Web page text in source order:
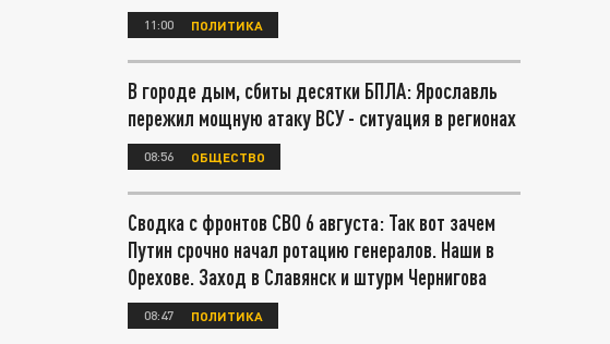
11:00 ПОЛИТИКА
В городе дым, сбиты десятки БПЛА: Ярославль
пережил мощную атаку ВСУ - ситуация в регионах
08:56 ОБЩЕСТВО
Сводка с фронтов СВО 6 августа: Так вот зачем
Путин срочно начал ротацию генералов. Наши в
Орехове. Заход в Славянск и штурм Чернигова
08:47 ПОЛИТИКА